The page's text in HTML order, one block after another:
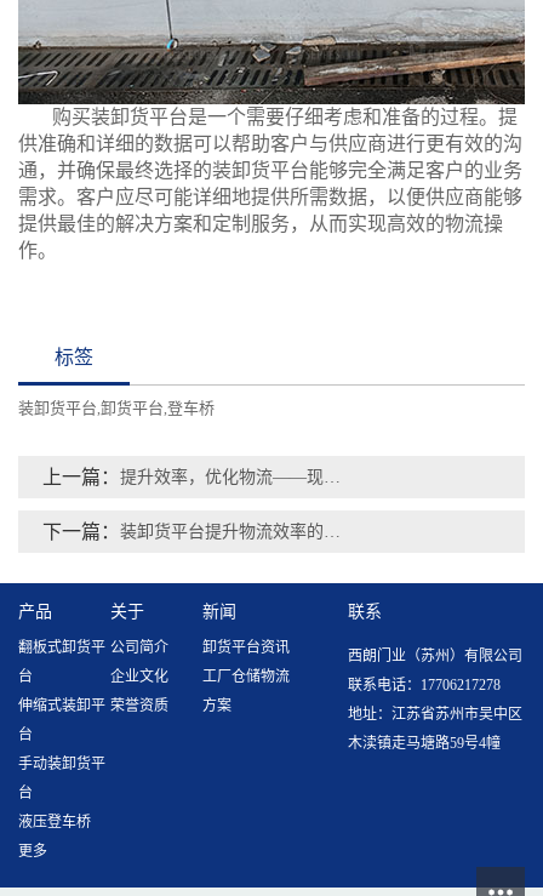
购买装卸货平台是一个需要仔细考虑和准备的过程。提
供准确和详细的数据可以帮助客户与供应商进行更有效的沟
通，并确保最终选择的装卸货平台能够完全满足客户的业务
需求。客户应尽可能详细地提供所需数据，以便供应商能够
提供最佳的解决方案和定制服务，从而实现高效的物流操
作。
标签
装卸货平台,卸货平台,登车桥
上一篇： 提升效率，优化物流——现代装卸货平台的重要性
下一篇： 装卸货平台提升物流效率的关键环节
产品
翻板式卸货平
台
伸缩式装卸平
台
手动装卸货平
台
液压登车桥
更多
关于
公司简介
企业文化
荣誉资质
新闻
卸货平台资讯
工厂仓储物流
方案
联系
西朗门业（苏州）有限公司
联系电话：17706217278
地址：江苏省苏州市吴中区
木渎镇走马塘路59号4幢